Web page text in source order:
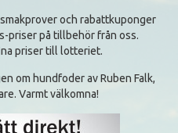
och rabattkuponger
priser på tillbehör från oss.
priser till lotteriet.
om hundfoder av Ruben Falk,
Varmt välkomna!